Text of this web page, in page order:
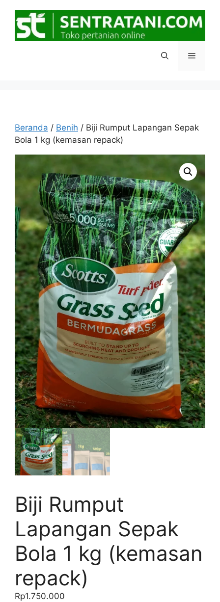
Menu
Beranda / Benih / Biji Rumput Lapangan Sepak
Bola 1 kg (kemasan repack)
Biji Rumput
Lapangan Sepak
Bola 1 kg (kemasan
repack)
Rp1.750.000